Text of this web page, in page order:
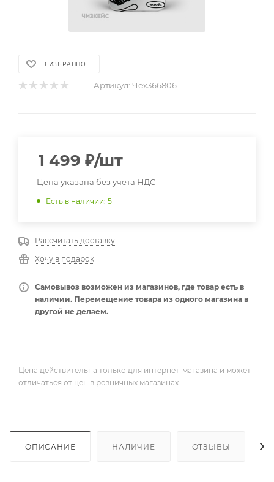
В ИЗБРАННОЕ
Артикул: Чех366806
1 499 ₽/шт
Цена указана без учета НДС
Есть в наличии: 5
Рассчитать доставку
Хочу в подарок
Самовывоз возможен из магазинов, где товар есть в
наличии. Перемещение товара из одного магазина в
другой не делаем.
Цена действительна только для интернет-магазина и может
отличаться от цен в розничных магазинах
ОПИСАНИЕ НАЛИЧИЕ ОТЗЫВЫ